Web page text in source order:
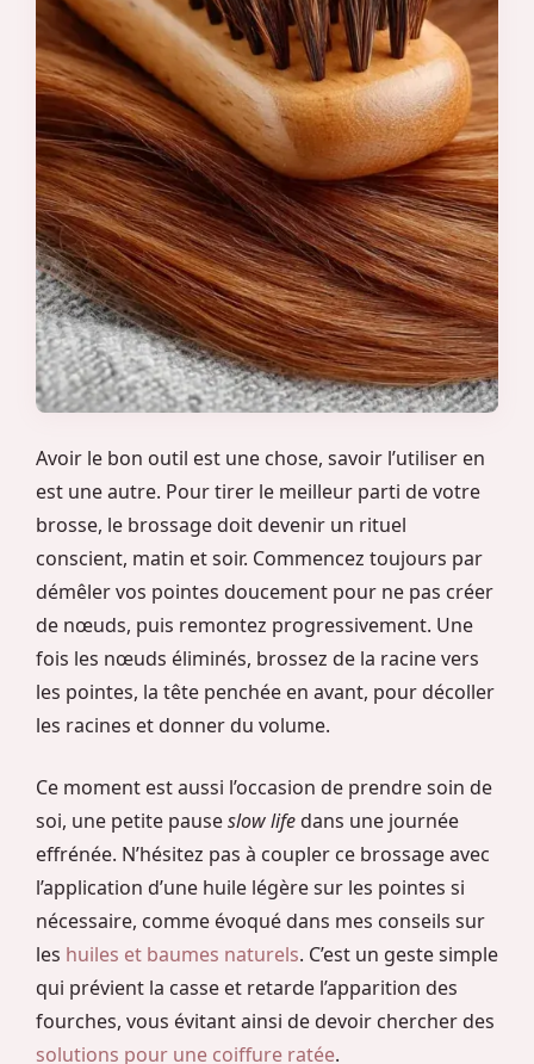
Avoir le bon outil est une chose, savoir l’utiliser en
est une autre. Pour tirer le meilleur parti de votre
brosse, le brossage doit devenir un rituel
conscient, matin et soir. Commencez toujours par
démêler vos pointes doucement pour ne pas créer
de nœuds, puis remontez progressivement. Une
fois les nœuds éliminés, brossez de la racine vers
les pointes, la tête penchée en avant, pour décoller
les racines et donner du volume.
Ce moment est aussi l’occasion de prendre soin de
soi, une petite pauseslow life dans une journée
effrénée. N’hésitez pas à coupler ce brossage avec
l’application d’une huile légère sur les pointes si
nécessaire, comme évoqué dans mes conseils sur
les huiles et baumes naturels. C’est un geste simple
qui prévient la casse et retarde l’apparition des
fourches, vous évitant ainsi de devoir chercher des
solutions pour une coiffure ratée.